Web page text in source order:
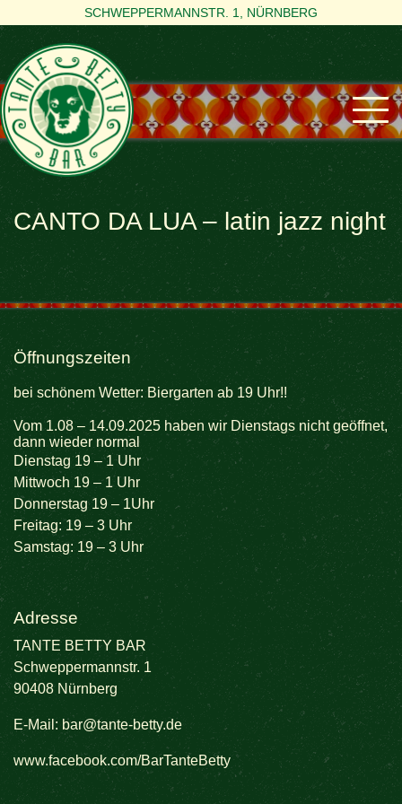
SCHWEPPERMANNSTR. 1, NÜRNBERG
CANTO DA LUA – latin jazz night
Öffnungszeiten
bei schönem Wetter: Biergarten ab 19 Uhr!!
Vom 1.08 – 14.09.2025 haben wir Dienstags nicht geöffnet,
dann wieder normal
Dienstag 19 – 1 Uhr
Mittwoch 19 – 1 Uhr
Donnerstag 19 – 1Uhr
Freitag: 19 – 3 Uhr
Samstag: 19 – 3 Uhr
Adresse
TANTE BETTY BAR
Schweppermannstr. 1
90408 Nürnberg
E-Mail: bar@tante-betty.de
www.facebook.com/BarTanteBetty